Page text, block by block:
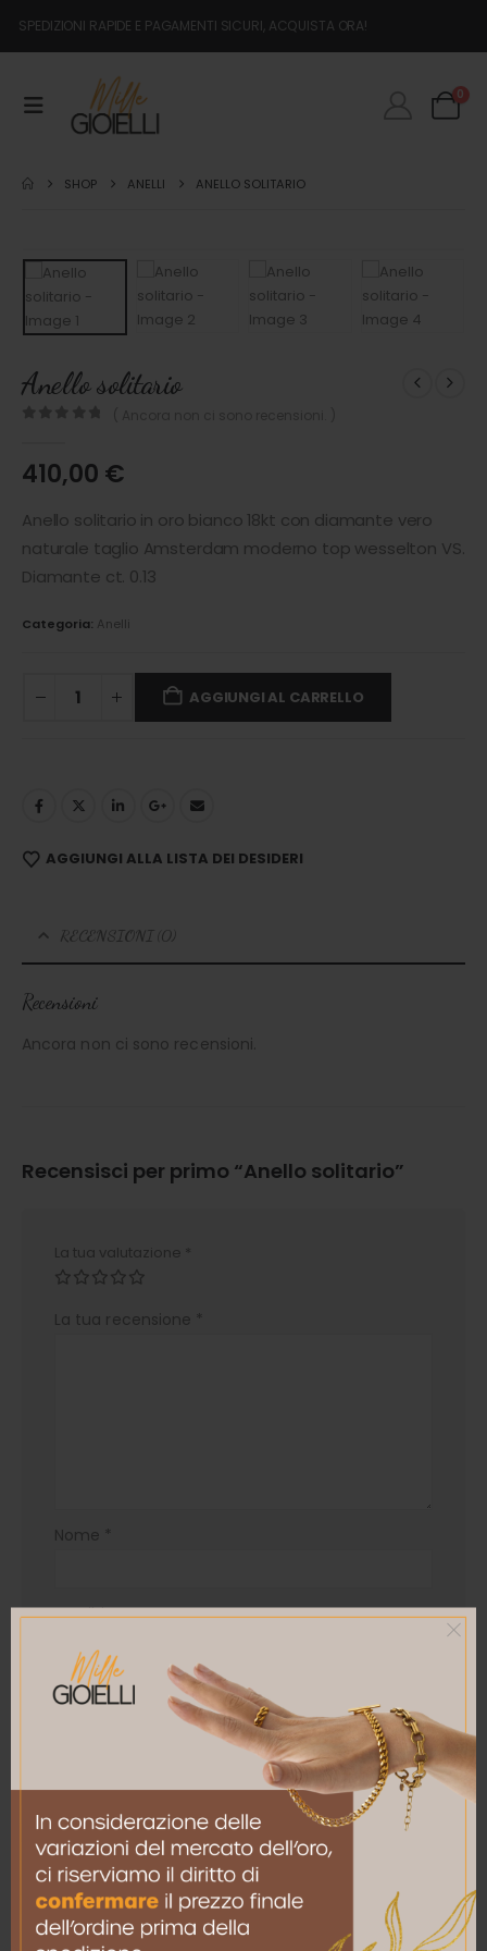
SPEDIZIONI RAPIDE E PAGAMENTI SICURI, ACQUISTA ORA!
0
SHOP ANELLI ANELLO SOLITARIO
Anello solitario
410,00 €
Anello solitario in oro bianco 18kt con diamante vero
naturale taglio Amsterdam moderno top wesselton VS.
Diamante ct. 0.13
Categoria: Anelli
AGGIUNGI AL CARRELLO
AGGIUNGI ALLA LISTA DEI DESIDERI
RECENSIONI (0)
Recensioni
Ancora non ci sono recensioni.
Recensisci per primo “Anello solitario”
La tua valutazione *
La tua recensione *
Nome *
Email*
Salva il mio nome, email e sito web in questo
browser per la prossima volta che commento.
RELATED PRODUCTS